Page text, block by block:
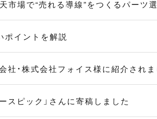
市場で“売れる導線”をつくるパーツ
ポイントを解説
社・株式会社フォイス様に紹介されま
スピック」さんに寄稿しました